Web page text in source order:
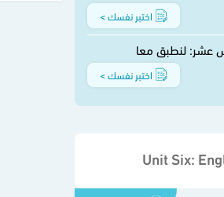
اختبر نفسك >
عشر: لنطبق معا
اختبر نفسك >
Unit Six: